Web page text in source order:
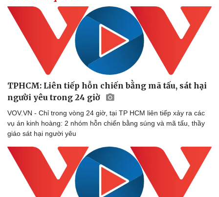
TPHCM: Liên tiếp hỗn chiến bằng mã tấu, sát hại
người yêu trong 24 giờ
VOV.VN - Chỉ trong vòng 24 giờ, tại TP HCM liên tiếp xảy ra các
vụ án kinh hoàng: 2 nhóm hỗn chiến bằng súng và mã tấu, thầy
giáo sát hại người yêu